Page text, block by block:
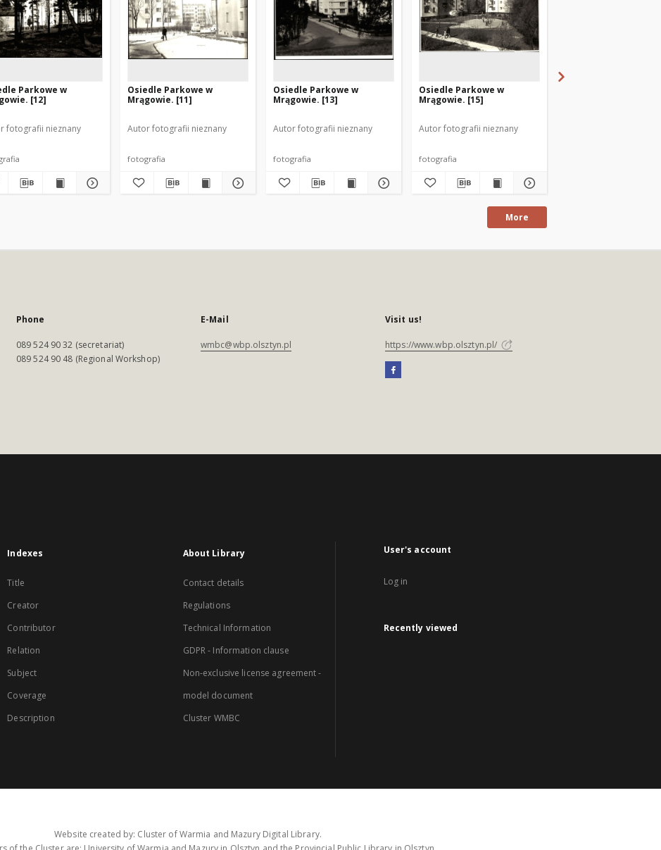
Parkowe w
[12]
fotografii nieznany
Osiedle Parkowe w
Mrągowie. [11]
Autor fotografii nieznany
fotografia
Osiedle Parkowe w
Mrągowie. [13]
Autor fotografii nieznany
fotografia
Osiedle Parkowe w
Mrągowie. [15]
Autor fotografii nieznany
fotografia
More
Phone
089 524 90 32 (secretariat)
089 524 90 48 (Regional Workshop)
E-Mail
wmbc@wbp.olsztyn.pl
Visit us!
https://www.wbp.olsztyn.pl/
Indexes
Title
Creator
Contributor
Relation
Subject
Coverage
Description
About Library
Contact details
Regulations
Technical Information
GDPR - Information clause
Non-exclusive license agreement -
model document
Cluster WMBC
User's account
Log in
Recently viewed
Website created by: Cluster of Warmia and Mazury Digital Library.